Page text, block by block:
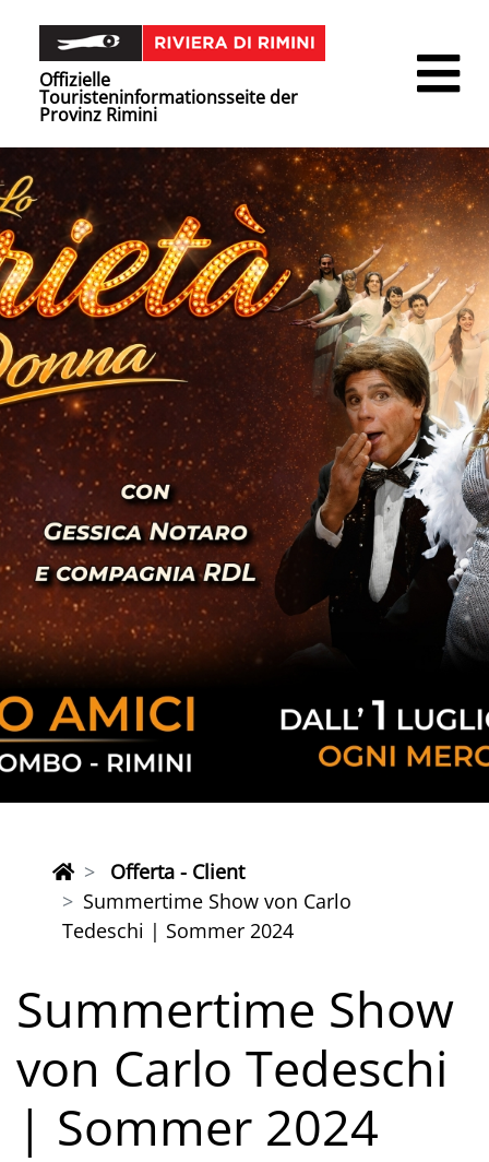
Offizielle
Touristeninformationsseite der
Provinz Rimini
Offerta - Client
Summertime Show von Carlo
Tedeschi | Sommer 2024
Summertime Show
von Carlo Tedeschi
| Sommer 2024